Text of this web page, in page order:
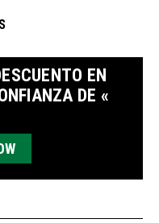
EN
DE «